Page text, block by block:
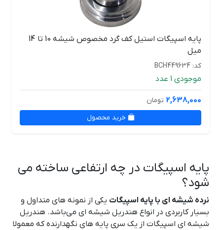
پایه اسپیگات استیل کف گرد مخصوص شیشه 10 تا 14
میل
کد: BCH449634
موجودی 1 عدد
2,638,000 تومان
خرید محصول
پایه اسپیگات در چه ارتفاعی ساخته می
شود؟
نرده شیشه ای با پایه اسپیگات یکی از نمونه های متداول و
بسیار کاربردی در انواع هندریل شیشه ای می‌باشد. هندریل
شیشه ای اسپیگات از یک سری پایه های نگهدارنده که معمولا